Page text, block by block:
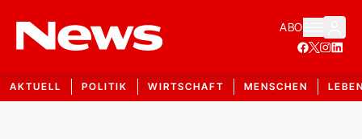
ABO
AKTUELL POLITIK WIRTSCHAFT MENSCHEN